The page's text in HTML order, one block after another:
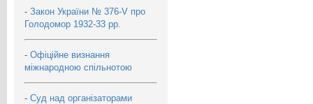
- Закон України № 376-V про
Голодомор 1932-33 рр.
- Офіційне визнання
міжнародною спільнотою
- Суд над організаторами